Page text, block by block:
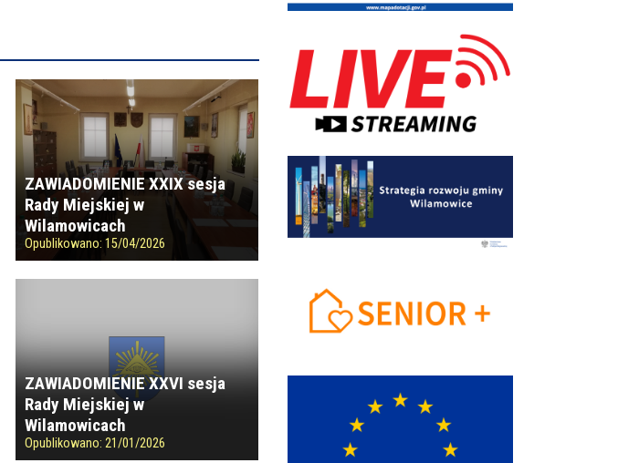
ZAWIADOMIENIE XXIX sesja
Rady Miejskiej w
Wilamowicach
Opublikowano:15/04/2026
ZAWIADOMIENIE XXVI sesja
Rady Miejskiej w
Wilamowicach
Opublikowano:21/01/2026